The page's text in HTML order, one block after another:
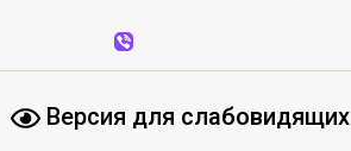
Версия для слабовидящих